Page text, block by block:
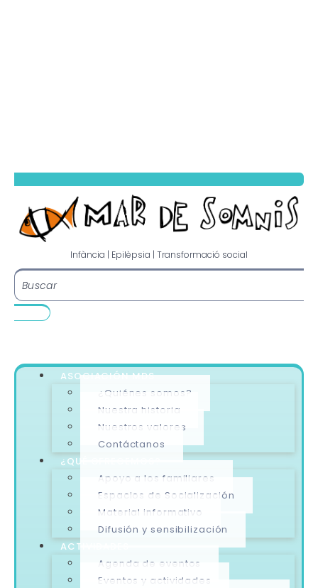
Infància | Epilèpsia | Transformació social
ASOCIACIÓN MDS
¿Quiénes somos?
Nuestra historia
Nuestros valores
Contáctanos
¿QUÉ OFRECEMOS?
Apoyo a los familiares
Espacios de Socialización
Material informativo
Difusión y sensibilización
ACTIVIDADES
Agenda de eventos
Eventos y actividades